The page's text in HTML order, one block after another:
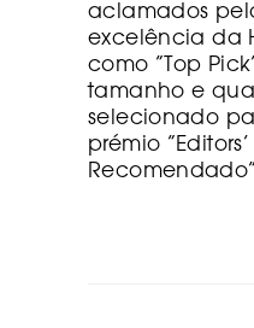
aclamados
excelência da
como “Top
tamanho e
selecionado
prémio